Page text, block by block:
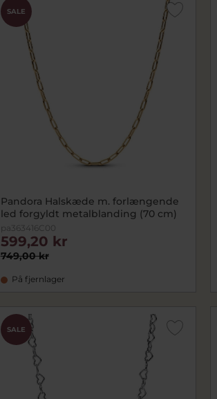
SALE
Pandora Halskæde m. forlængende
led forgyldt metalblanding (70 cm)
pa363416C00
749,00 kr
599,20 kr
På fjernlager
SALE